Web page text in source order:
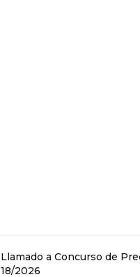
Llamado a Concurso de
18/2026